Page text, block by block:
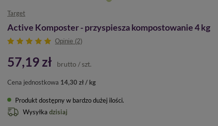
Target
Active Komposter - przyspiesza kompostowanie 4 kg
Opinie (2)
57,19 zł brutto / szt.
Cena jednostkowa 14,30 zł / kg
Produkt dostępny w bardzo dużej ilości
Wysyłka dzisiaj